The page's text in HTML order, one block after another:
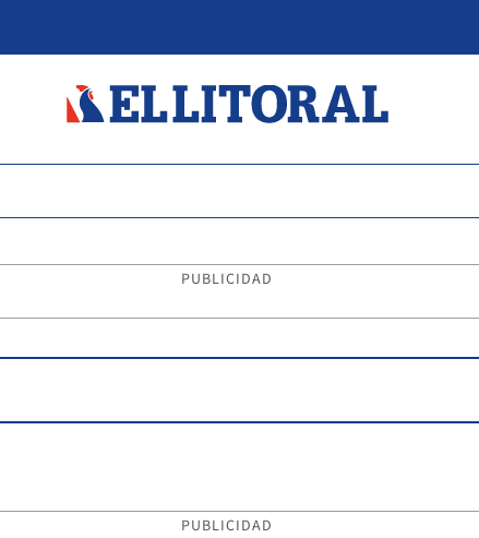
PUBLICIDAD
PUBLICIDAD